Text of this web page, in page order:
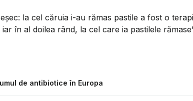
la cel căruia i-au rămas pastile a fost o
în al doilea rând, la cel care ia pastilele
de antibiotice în Europa